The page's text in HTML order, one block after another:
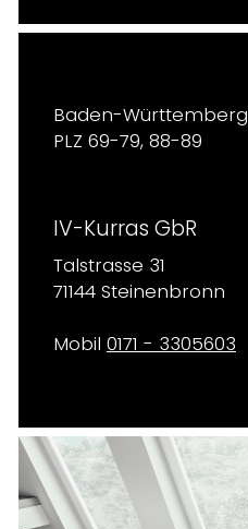
Baden-Württemberg
PLZ 69-79, 88-89
IV-Kurras GbR
Talstrasse 31
71144 Steinenbronn
Mobil 0171 - 3305603